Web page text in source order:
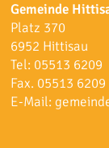
Gemeinde
Platz 370
6952 Hittisau
Tel: 05513 6209
Fax. 05513
E-Mail: